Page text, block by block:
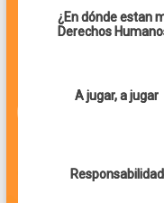
¿En dónde estan
Derechos
A jugar, a jugar
Responsabilidad